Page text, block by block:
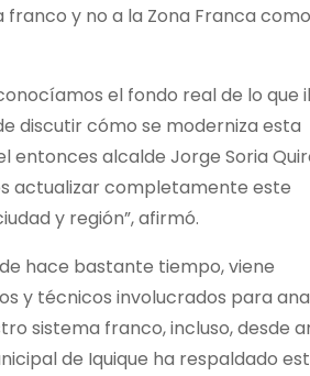
franco y no a la Zona Franca como
el fondo real de lo que
discutir cómo se moderniza esta
entonces alcalde Jorge Soria
actualizar completamente este
y región”, afirmó.
hace bastante tiempo, viene
y técnicos involucrados para
sistema franco, incluso, desde
de Iquique ha respaldado